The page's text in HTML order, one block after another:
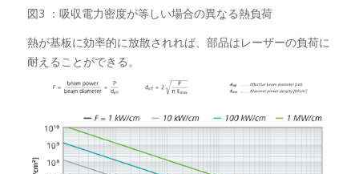
図3 ：吸収電力密度が等しい場合の異なる熱負荷
熱が基板に効率的に放散されれば、部品はレーザーの負荷に
耐えることができる。